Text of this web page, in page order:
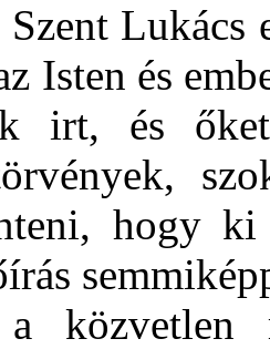
Szent
Isten és
irt, és
hogy
a